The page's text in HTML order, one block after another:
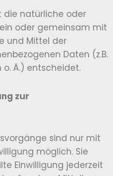
die natürliche oder
oder gemeinsam mit
und Mittel der
Daten (z.B.
o. Ä.) entscheidet.
zur
sind nur mit
möglich. Sie
Einwilligung jederzeit